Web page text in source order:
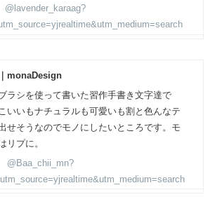
@lavender_karaag?
monaDesign
ラシを使って書いた習作手書き文字達で
いいもナチュラルも可愛いも割と色んなテ
せそうなのでモノにしたいところです。モ
リプに。
@Baa_chii_mn?
utm_source=yjrealtime&utm_medium=search